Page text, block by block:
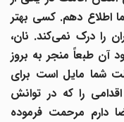
دهم. کسی بهتر
را درک نمیکند. نان،
طبعاً منجر به بروز
شما مایل است برای
را که در توانش
دارم مرحمت فرموده